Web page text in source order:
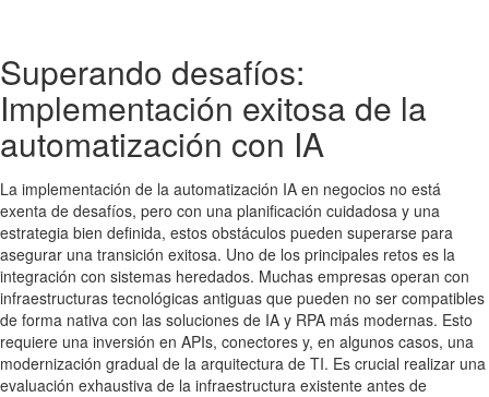
Superando desafíos:
Implementación exitosa de la
automatización con IA
La implementación de la automatización IA en negocios no está
exenta de desafíos, pero con una planificación cuidadosa y una
estrategia bien definida, estos obstáculos pueden superarse para
asegurar una transición exitosa. Uno de los principales retos es la
integración con sistemas heredados. Muchas empresas operan con
infraestructuras tecnológicas antiguas que pueden no ser compatibles
de forma nativa con las soluciones de IA y RPA más modernas. Esto
requiere una inversión en APIs, conectores y, en algunos casos, una
modernización gradual de la arquitectura de TI. Es crucial realizar una
evaluación exhaustiva de la infraestructura existente antes de